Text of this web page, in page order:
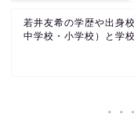
若井友希の学歴や出身
中学校・小学校）と学